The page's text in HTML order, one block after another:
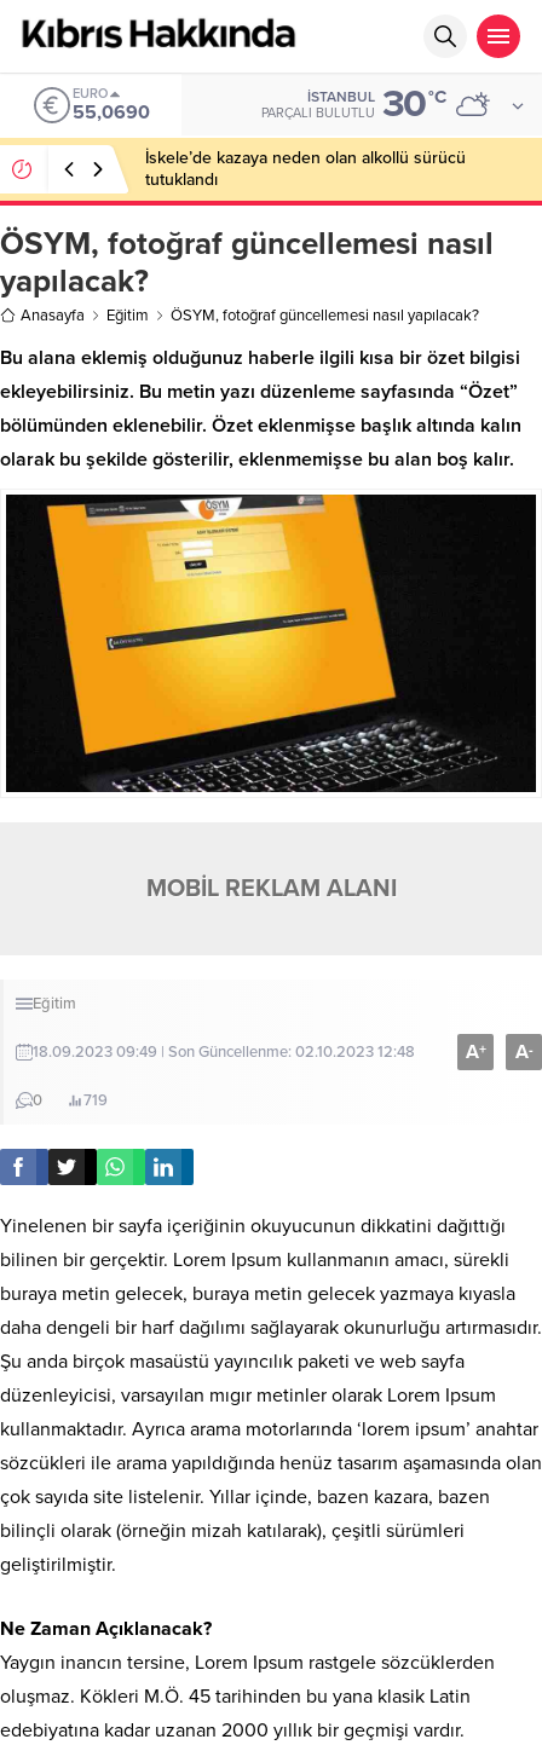
ALTIN
6.525,39
İSTANBUL
PARÇALI BULUTLU 30°C
El Nino Kıbrıs’ı da Etkileyecek: Daha Sıcak Yaz,
Daha Uzun Kuraklık Bekleniyor
ÖSYM, fotoğraf güncellemesi nasıl
yapılacak?
Anasayfa Eğitim ÖSYM, fotoğraf güncellemesi nasıl yapılacak?
Bu alana eklemiş olduğunuz haberle ilgili kısa bir özet bilgisi
ekleyebilirsiniz. Bu metin yazı düzenleme sayfasında “Özet”
bölümünden eklenebilir. Özet eklenmişse başlık altında kalın
olarak bu şekilde gösterilir, eklenmemişse bu alan boş kalır.
MOBİL REKLAM ALANI
Eğitim
18.09.2023 09:49 | Son Güncellenme: 02.10.2023 12:48
0 719
A+ A-
Yinelenen bir sayfa içeriğinin okuyucunun dikkatini dağıttığı
bilinen bir gerçektir. Lorem Ipsum kullanmanın amacı, sürekli
buraya metin gelecek, buraya metin gelecek yazmaya kıyasla
daha dengeli bir harf dağılımı sağlayarak okunurluğu artırmasıdır.
Şu anda birçok masaüstü yayıncılık paketi ve web sayfa
düzenleyicisi, varsayılan mıgır metinler olarak Lorem Ipsum
kullanmaktadır. Ayrıca arama motorlarında ‘lorem ipsum’ anahtar
sözcükleri ile arama yapıldığında henüz tasarım aşamasında olan
çok sayıda site listelenir. Yıllar içinde, bazen kazara, bazen
bilinçli olarak (örneğin mizah katılarak), çeşitli sürümleri
geliştirilmiştir.
Ne Zaman Açıklanacak?
Yaygın inancın tersine, Lorem Ipsum rastgele sözcüklerden
oluşmaz. Kökleri M.Ö. 45 tarihinden bu yana klasik Latin
edebiyatına kadar uzanan 2000 yıllık bir geçmişi vardır.